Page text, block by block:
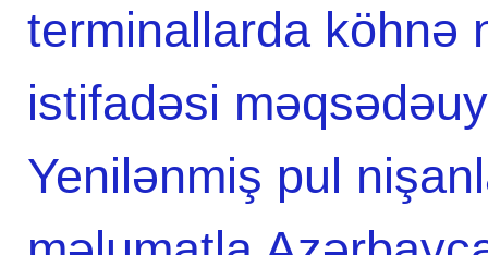
terminallarda köhnə
istifadəsi
Yenilənmiş pul